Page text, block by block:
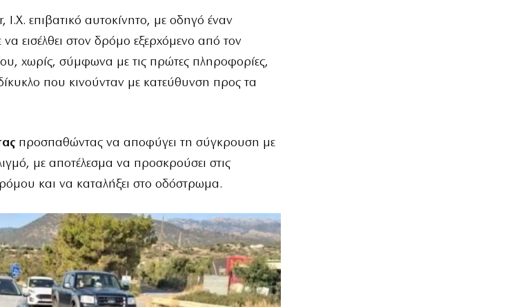
, Ι.Χ. επιβατικό αυτοκίνητο, με οδηγό έναν
εισέλθει στον δρόμο εξερχόμενο από τον
χωρίς, σύμφωνα με τις πρώτες πληροφορίες,
που κινούνταν με κατεύθυνση προς τα
προσπαθώντας να αποφύγει τη σύγκρουση με
με αποτέλεσμα να προσκρούσει στις
και να καταλήξει στο οδόστρωμα.